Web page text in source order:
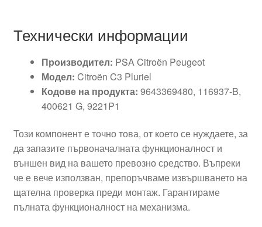
Технически информации
Производител: PSA Citroën Peugeot
Модел: Citroën C3 Pluriel
Кодове на продукта: 9643369480, 116937-B,
400621 G, 9221P1
Този компонент е точно това, от което се нуждаете, за
да запазите първоначалната функционалност и
външен вид на вашето превозно средство. Въпреки
че е вече използван, препоръчваме извършването на
щателна проверка преди монтаж. Гарантираме
пълната функционалност на механизма.